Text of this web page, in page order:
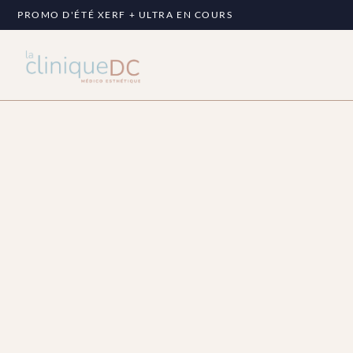
PROMO D'ÉTÉ XERF + ULTRA EN COURS